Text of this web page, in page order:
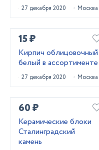
27 декабря 2020 Москва
15 ₽
Кирпич облицовочный
белый в ассортименте
27 декабря 2020 Москва
60 ₽
Керамические блоки
Сталинградский
камень